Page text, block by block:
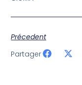
Précedent
Partager